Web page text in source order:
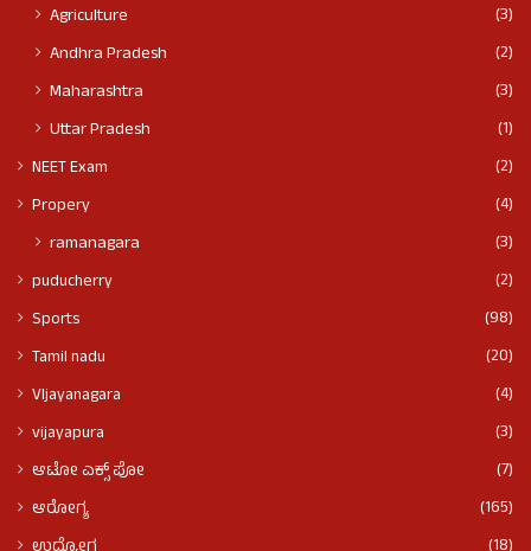
Agriculture
(3)
Andhra Pradesh
(2)
Maharashtra
(3)
Uttar Pradesh
(1)
NEET Exam
(2)
Propery
(4)
ramanagara (3)
puducherry
(2)
Sports
(98)
Tamil nadu
(20)
VIjayanagara
(4)
vijayapura
(3)
ಆಟೋ ಎಕ್ಸ್ ಪೋ
(7)
ಆರೋಗ್ಯ
(165)